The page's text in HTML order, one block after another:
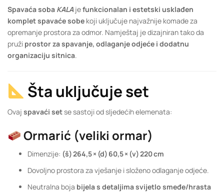
Spavaća soba KALA jefunkcionalan i estetski usklađen
komplet spavaće sobe koji uključuje najvažnije komade za
opremanje prostora za odmor. Namještaj je dizajniran tako da
pruži prostor za spavanje, odlaganje odjeće i dodatnu
organizaciju sitnica.
Šta uključuje set
Ovaj spavaći setse sastoji od sljedećih elemenata:
Ormarić (veliki ormar)
Dimenzije: (š) 264,5 × (d) 60,5 × (v) 220 cm
Dovoljno prostora za vješanje i složeno odlaganje odjeće.
Neutralna boja bijela s detaljima svijetlo smeđe/hrasta